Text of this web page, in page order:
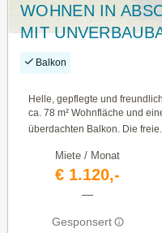
WOHNEN IN
MIT
Balkon
Helle, gepflegte und
ca. 78 m² Wohnfläche und
überdachten Balkon. Die freie...
Miete / Monat
€ 1.120,-
—
Gesponsert